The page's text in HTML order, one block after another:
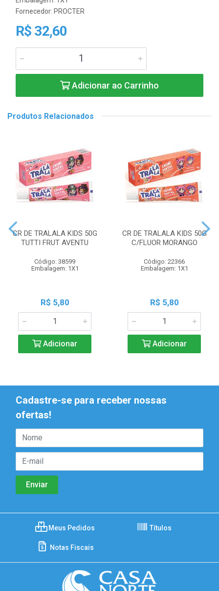
Fornecedor: PROCTER
R$ 32,60
Adicionar ao Carrinho
Produtos Relacionados
CR DE TRALALA KIDS 50G
TUTTI FRUT AVENTU
Código: 38599
Embalagem: 1X1
R$ 5,80
Adicionar
CR DE TRALALA KIDS 50G
C/FLUOR MORANGO
Código: 22366
Embalagem: 1X1
R$ 5,80
Adicionar
Cadastre-se para receber nossas
ofertas!
Meus Pedidos Títulos
Notas Fiscais